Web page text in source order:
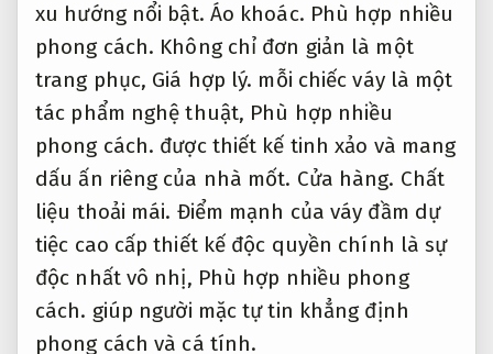
xu hướng nổi bật. Áo khoác. Phù hợp nhiều
phong cách. Không chỉ đơn giản là một
trang phục, Giá hợp lý. mỗi chiếc váy là một
tác phẩm nghệ thuật, Phù hợp nhiều
phong cách. được thiết kế tinh xảo và mang
dấu ấn riêng của nhà mốt. Cửa hàng. Chất
liệu thoải mái. Điểm mạnh của váy đầm dự
tiệc cao cấp thiết kế độc quyền chính là sự
độc nhất vô nhị, Phù hợp nhiều phong
cách. giúp người mặc tự tin khẳng định
phong cách và cá tính.